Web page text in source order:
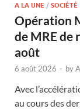
A LA UNE / SOCIÉTÉ
Opération
de MRE de
août
6 août 2026 - by
Avec
au cours des